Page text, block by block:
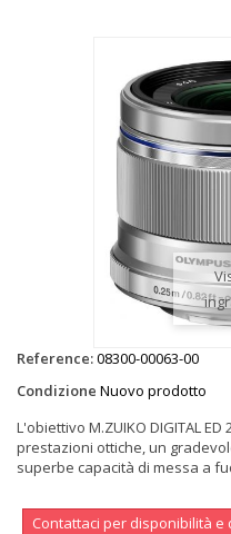
Reference:08300-00063-00
Condizione Nuovo prodotto
L'obiettivo M.ZUIKO DIGITAL
prestazioni ottiche, un
superbe capacità di messa a
Contattaci per disponibilità